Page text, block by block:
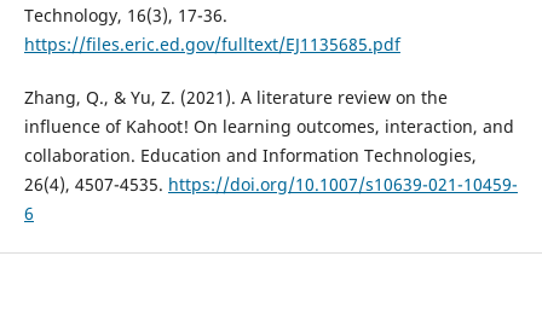
Technology, 16(3), 17-36.
https://files.eric.ed.gov/fulltext/EJ1135685.pdf
Zhang, Q., & Yu, Z. (2021). A literature review on the
influence of Kahoot! On learning outcomes, interaction, and
collaboration. Education and Information Technologies,
26(4), 4507-4535. https://doi.org/10.1007/s10639-021-10459-
6